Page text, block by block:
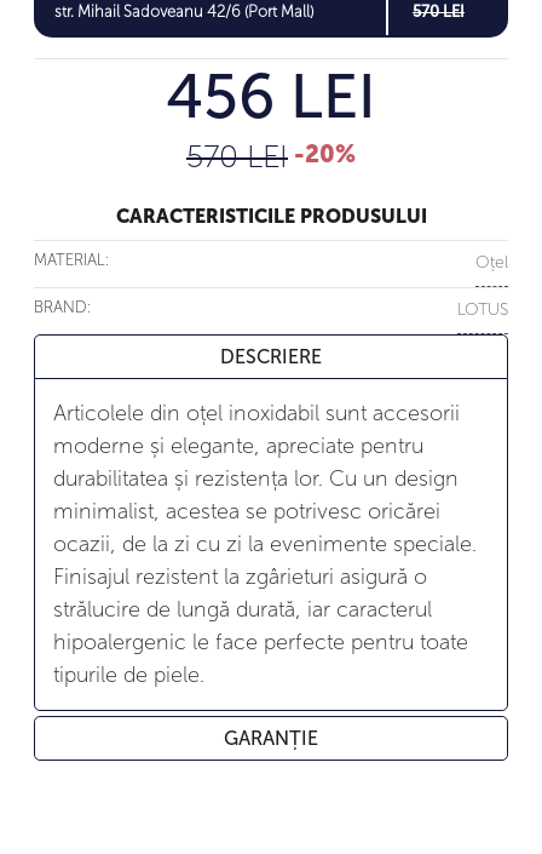
str. Mihail Sadoveanu 42/6 (Port Mall)
570 LEI
456 LEI
570 LEI -20%
CARACTERISTICILE PRODUSULUI
MATERIAL: Oțel
BRAND: LOTUS
DESCRIERE
Articolele din oțel inoxidabil sunt accesorii
moderne și elegante, apreciate pentru
durabilitatea și rezistența lor. Cu un design
minimalist, acestea se potrivesc oricărei
ocazii, de la zi cu zi la evenimente speciale.
Finisajul rezistent la zgârieturi asigură o
strălucire de lungă durată, iar caracterul
hipoalergenic le face perfecte pentru toate
tipurile de piele.
GARANȚIE